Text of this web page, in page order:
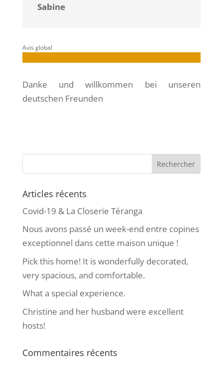
Sabine
Avis global
Danke und willkommen bei unseren
deutschen Freunden
Articles récents
Covid-19 & La Closerie Téranga
Nous avons passé un week-end entre copines
exceptionnel dans cette maison unique !
Pick this home! It is wonderfully decorated,
very spacious, and comfortable.
What a special experience.
Christine and her husband were excellent
hosts!
Commentaires récents